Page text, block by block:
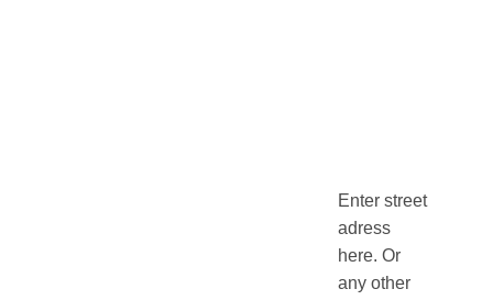
Enter street
adress
here. Or
any other